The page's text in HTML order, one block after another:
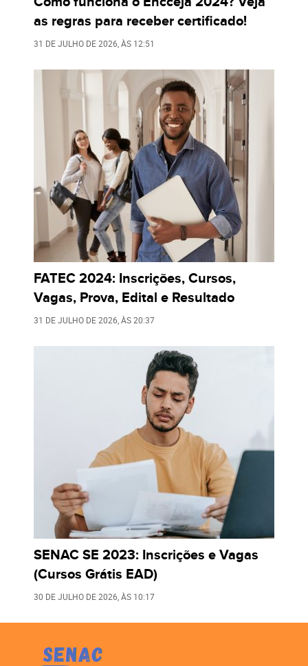
as regras para receber certificado!
31 DE JULHO DE 2026 , ÀS 12:51
FATEC 2024: Inscrições, Cursos,
Vagas, Prova, Edital e Resultado
31 DE JULHO DE 2026 , ÀS20:37
SENAC SE 2023: Inscrições e Vagas
(Cursos Grátis EAD)
30 DE JULHO DE 2026 , ÀS 10:17